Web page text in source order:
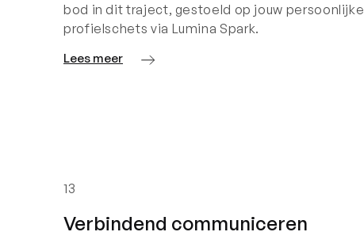
bod in dit traject, gestoeld op jouw persoonlijke
profielschets via Lumina Spark.
Lees meer
13
Verbindend communiceren